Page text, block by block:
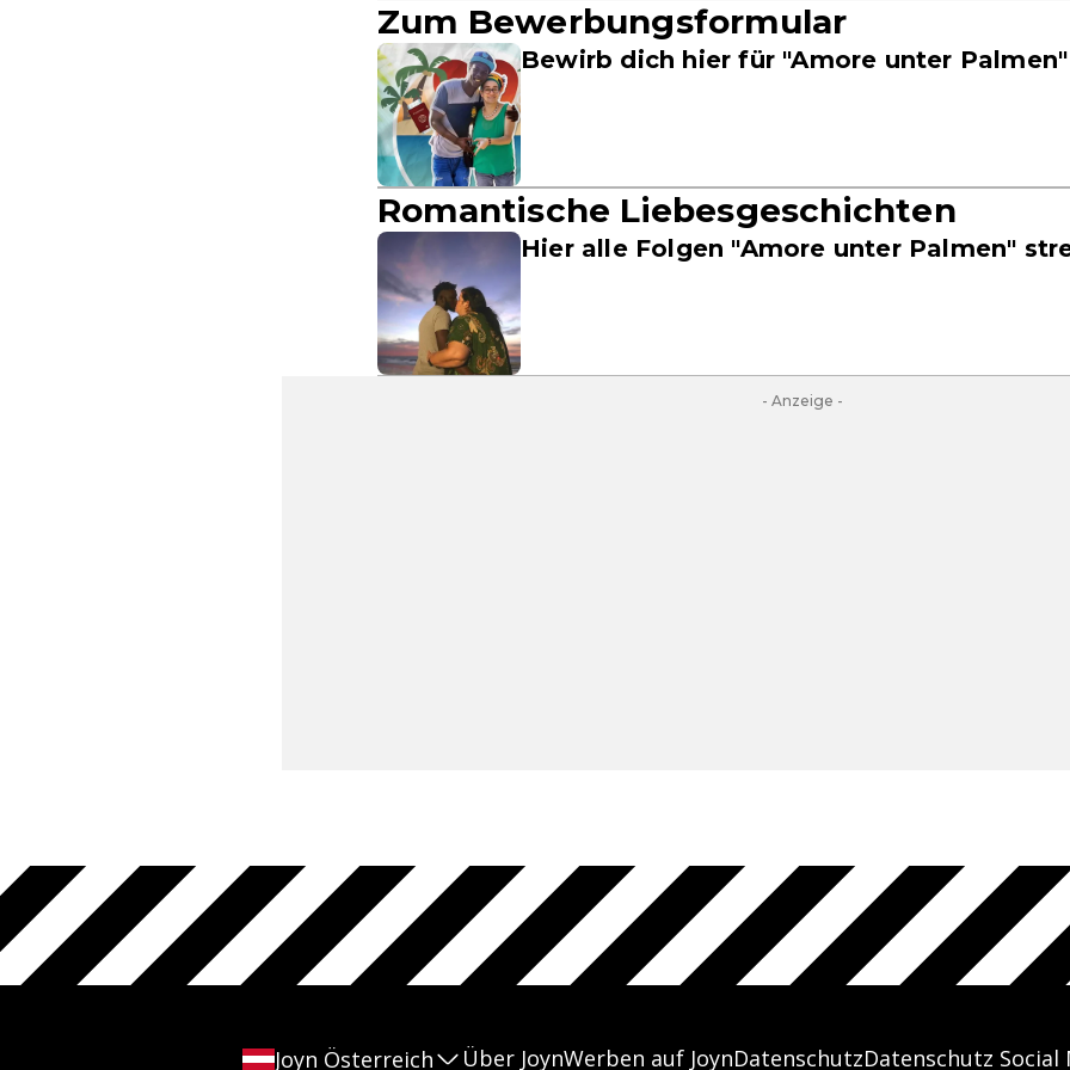
Zum Bewerbungsformular
Bewirb dich hier für "Amore unter Palmen"
Romantische Liebesgeschichten
Hier alle Folgen "Amore unter Palmen"
- Anzeige -
Joyn Österreich Über JoynWerben auf JoynDatenschutzDatenschutz Social